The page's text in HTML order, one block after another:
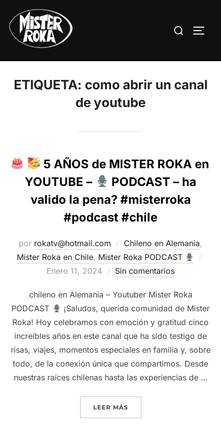
contenido
Buscar:
ETIQUETA: como abrir un canal
de youtube
5 AÑOS de MISTER ROKA en
YOUTUBE –
PODCAST – ha
valido la pena? #misterroka
#podcast #chile
por rokatv@hotmail.com Chileno en Alemania,
Mister Roka en Chile, Mister Roka PODCAST
Enero 11, 2024 Sin comentarios
chileno en Alemania – Youtuber Mister Roka
PODCAST
¡Saludos, querida comunidad de Mister
Roka! Hoy celebramos con emoción y gratitud cinco
increíbles años en este canal que ha sido testigo de
risas, viajes, momentos especiales en familia y, sobre
todo, de la conexión única que compartimos. Desde
nuestras raíces chilenas hasta las experiencias de …
LEER MÁS“